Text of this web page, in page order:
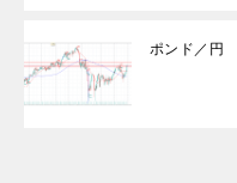
ポンド／